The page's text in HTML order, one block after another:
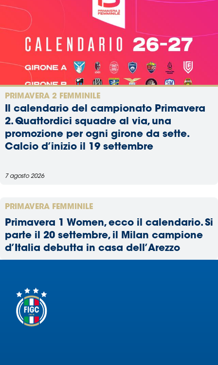
PRIMAVERA 2 FEMMINILE
Il calendario del campionato Primavera
2. Quattordici squadre al via, una
promozione per ogni girone da sette.
Calcio d’inizio il 19 settembre
7 agosto 2026
PRIMAVERA FEMMINILE
Primavera 1 Women, ecco il calendario. Si
parte il 20 settembre, il Milan campione
d’Italia debutta in casa dell’Arezzo